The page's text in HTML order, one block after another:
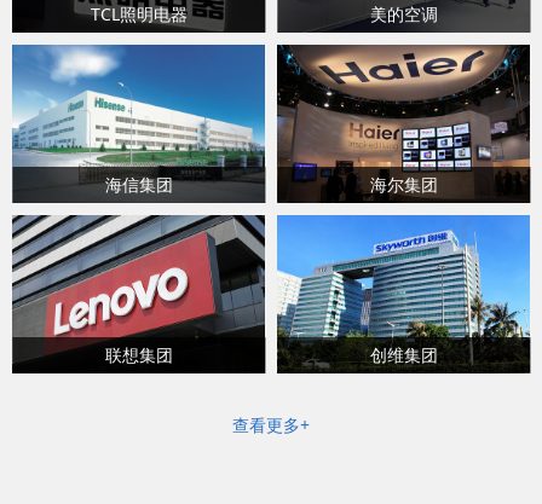
TCL照明电器 美的空调
海信集团 海尔集团
联想集团 创维集团
查看更多+